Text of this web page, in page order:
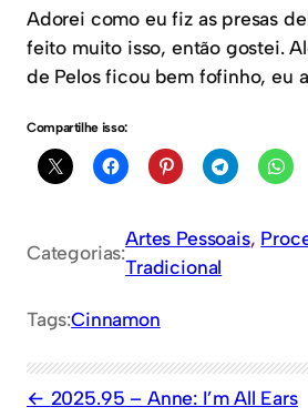
Adorei como eu fiz as presas
feito muito isso, então gostei.
de Pelos ficou bem fofinho, eu
Compartilhe isso:
Categorias:
Artes Pessoais,
Tradicional
Tags:Cinnamon
2025.95 – Anne: I’m All Ears